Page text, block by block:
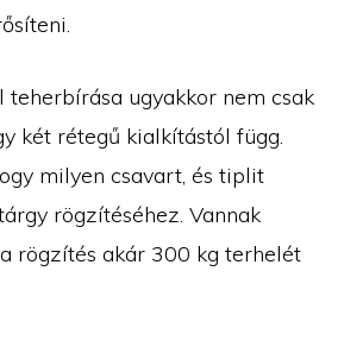
ugyakkor nem csak
két rétegű kialkítástól függ.
milyen csavart, és tiplit
rögzítéséhez. Vannak
rögzítés akár 300 kg terhelét